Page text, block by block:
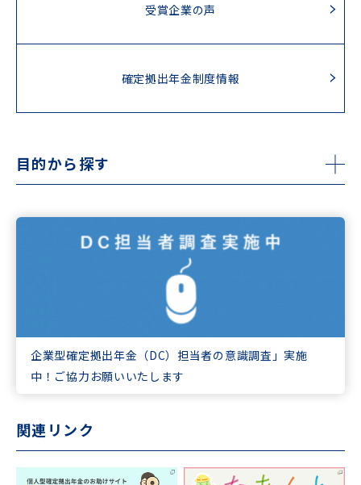
受賞企業の声
確定拠出年金制度情報
目的から探す
企業型確定拠出年金（DC）担当者の意識調査」実施
中！ご協力お願いいたします
関連リンク